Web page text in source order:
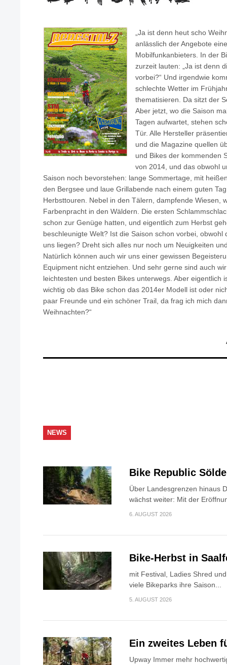
„Ja ist denn heut scho
anlässlich der Angebote
Mobilfunkanbieters. In der
zurzeit lauten: „Ja ist denn
vorbei?“ Und irgendwie
schlechte Wetter im
thematisieren. Da sitzt der
Aber jetzt, wo die Saison
Tagen aufwartet, stehen
Tür. Alle Hersteller
und die Magazine quellen
und Bikes der kommenden
von 2014, und das obwohl
Saison noch bevorstehen: lange Sommertage, mit
den Bergsee und laue Grillabende nach einem guten
Herbsttouren. Nebel in den Tälern, dampfende Wiesen,
Farbenpracht in den Wäldern. Die ersten
schon zur Genüge hatten, und eigentlich zum Herbst
beschleunigte Welt? Ist die Saison schon vorbei, obwohl
uns liegen? Dreht sich alles nur noch um Neuigkeiten
Natürlich können auch wir uns einer gewissen
Equipment nicht entziehen. Und sehr gerne sind auch
leichtesten und besten Bikes unterwegs. Aber eigentlich
wichtig ob das Bike schon das 2014er Modell ist oder
paar Freunde und ein schöner Trail, da frag ich mich
Weihnachten?“
NEWS
Bike Republic
Über Landesgrenzen hinaus
wächst weiter: Mit der
6. AUGUST 2026
Bike-Herbst in
mit Festival, Ladies Shred
viele Bikeparks ihre Saison...
5. AUGUST 2026
Ein zweites Leben
Upway Immer mehr